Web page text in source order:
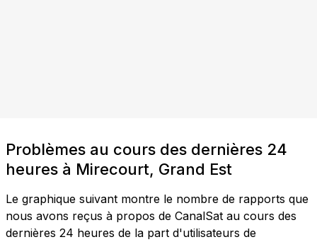
Problèmes au cours des dernières 24
heures à Mirecourt, Grand Est
Le graphique suivant montre le nombre de rapports que
nous avons reçus à propos de CanalSat au cours des
dernières 24 heures de la part d'utilisateurs de